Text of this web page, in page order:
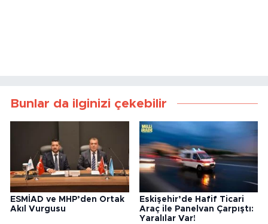
Bunlar da ilginizi çekebilir
ESMİAD ve MHP’den Ortak
Akıl Vurgusu
Eskişehir’de Hafif Ticari
Araç ile Panelvan Çarpıştı:
Yaralılar Var!